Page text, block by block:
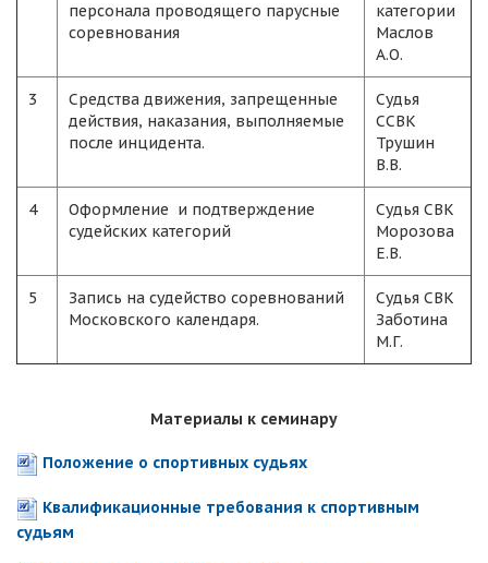
персонала проводящего парусные
соревнования
категории
Маслов
А.О.
3
Средства движения, запрещенные
действия, наказания, выполняемые
после инцидента.
Судья
ССВК
Трушин
В.В.
4
Оформление и подтверждение
судейских категорий
Судья СВК
Морозова
Е.В.
5
Запись на судейство соревнований
Московского календаря.
Судья СВК
Заботина
М.Г.
Материалы к семинару
Положение о спортивных судьях
Квалификационные требования к спортивным
судьям